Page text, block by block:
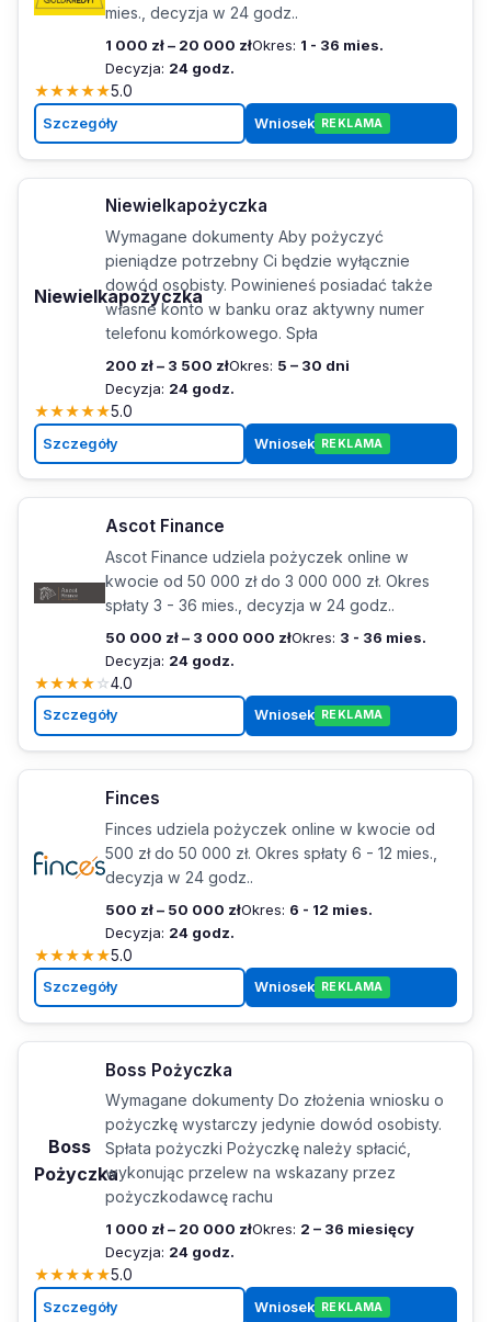
mies., decyzja w 24 godz..
1 000 zł – 20 000 złOkres: 1 - 36 mies.
Decyzja: 24 godz.
★★★★★5.0
Szczegóły Wniosek REKLAMA
Niewielkapożyczka
Niewielkapożyczka
Wymagane dokumenty Aby pożyczyć
pieniądze potrzebny Ci będzie wyłącznie
dowód osobisty. Powinieneś posiadać także
własne konto w banku oraz aktywny numer
telefonu komórkowego. Spła
200 zł – 3 500 złOkres: 5 – 30 dni
Decyzja: 24 godz.
★★★★★5.0
Szczegóły Wniosek REKLAMA
Ascot Finance
Ascot Finance udziela pożyczek online w
kwocie od 50 000 zł do 3 000 000 zł. Okres
spłaty 3 - 36 mies., decyzja w 24 godz..
50 000 zł – 3 000 000 złOkres: 3 - 36 mies.
Decyzja: 24 godz.
★★★★☆4.0
Szczegóły Wniosek REKLAMA
Finces
Finces udziela pożyczek online w kwocie od
500 zł do 50 000 zł. Okres spłaty 6 - 12 mies.,
decyzja w 24 godz..
500 zł – 50 000 złOkres: 6 - 12 mies.
Decyzja: 24 godz.
★★★★★5.0
Szczegóły Wniosek REKLAMA
Boss
Pożyczka
Boss Pożyczka
Wymagane dokumenty Do złożenia wniosku o
pożyczkę wystarczy jedynie dowód osobisty.
Spłata pożyczki Pożyczkę należy spłacić,
wykonując przelew na wskazany przez
pożyczkodawcę rachu
1 000 zł – 20 000 złOkres: 2 – 36 miesięcy
Decyzja: 24 godz.
★★★★★5.0
Szczegóły Wniosek REKLAMA